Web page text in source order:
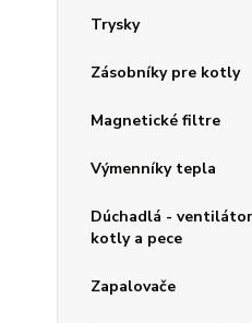
Trysky
Zásobníky pre kotly
Magnetické filtre
Výmenníky tepla
Dúchadlá -
kotly a pece
Zapalovače